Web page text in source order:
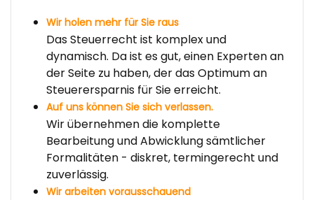
Wir holen mehr für Sie raus
Das Steuerrecht ist komplex und
dynamisch. Da ist es gut, einen Experten an
der Seite zu haben, der das Optimum an
Steuerersparnis für Sie erreicht.
Auf uns können Sie sich verlassen.
Wir übernehmen die komplette
Bearbeitung und Abwicklung sämtlicher
Formalitäten - diskret, termingerecht und
zuverlässig.
Wir arbeiten vorausschauend